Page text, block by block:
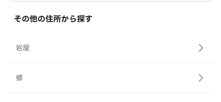
その他の住所から探す
岩屋
郷